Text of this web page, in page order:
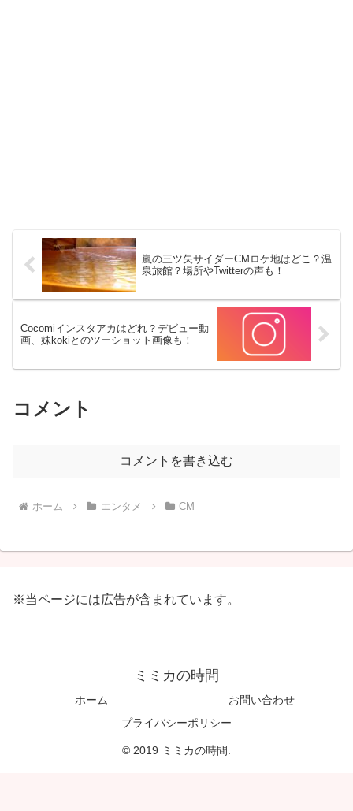
嵐の三ツ矢サイダーCMロケ地はどこ？温
泉旅館？場所やTwitterの声も！
Cocomiインスタアカはどれ？デビュー動
画、妹kokiとのツーショット画像も！
コメント
コメントを書き込む
ホーム エンタメ CM
※当ページには広告が含まれています。
ミミカの時間
ホーム
お問い合わせ
プライバシーポリシー
© 2019 ミミカの時間.